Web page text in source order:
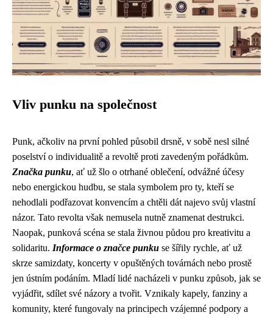
Vliv punku na společnost
Punk, ačkoliv na první pohled působil drsně, v sobě nesl silné
poselství o individualitě a revoltě proti zavedeným pořádkům.
Značka punku, ať už šlo o otrhané oblečení, odvážné účesy
nebo energickou hudbu, se stala symbolem pro ty, kteří se
nehodlali podřazovat konvencím a chtěli dát najevo svůj vlastní
názor. Tato revolta však nemusela nutně znamenat destrukci.
Naopak, punková scéna se stala živnou půdou pro kreativitu a
solidaritu. Informace o značce punku se šířily rychle, ať už
skrze samizdaty, koncerty v opuštěných továrnách nebo prostě
jen ústním podáním. Mladí lidé nacházeli v punku způsob, jak se
vyjádřit, sdílet své názory a tvořit. Vznikaly kapely, fanziny a
komunity, které fungovaly na principech vzájemné podpory a